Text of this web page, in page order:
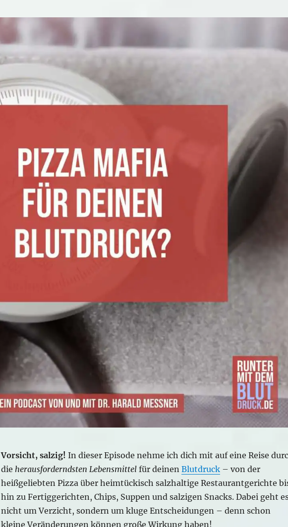
Vorsicht, salzig! In dieser Episode nehme ich dich mit auf eine Reise
die herausforderndsten Lebensmittelfür deinen Blutdruck– von der
heißgeliebten Pizza über heimtückisch salzhaltige Restaurantgerichte
hin zu Fertiggerichten, Chips, Suppen und salzigen Snacks. Dabei geht
nicht um Verzicht, sondern um kluge Entscheidungen – denn schon
kleine Veränderungen können große Wirkung haben!